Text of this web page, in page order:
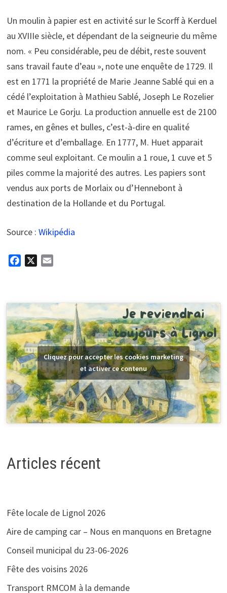
Un moulin à papier est en activité sur le Scorff à Kerduel
au XVIIIe siècle, et dépendant de la seigneurie du même
nom. « Peu considérable, peu de débit, reste souvent
sans travail faute d’eau », note une enquête de 1729. Il
est en 1771 la propriété de Marie Jeanne Sablé qui en a
cédé l’exploitation à Mathieu Sablé, Joseph Le Rozelier
et Maurice Le Gorju. La production annuelle est de 2100
rames, en gênes et bulles, c’est-à-dire en qualité
d’écriture et d’emballage. En 1777, M. Huet apparait
comme seul exploitant. Ce moulin a 1 roue, 1 cuve et 5
piles comme la majorité des autres. Les papiers sont
vendus aux ports de Morlaix ou d’Hennebont à
destination de la Hollande et du Portugal.
Source : Wikipédia
b
o
o
k
Cliquez pour accepter les cookies marketing
et activer ce contenu
Articles récent
Fête locale de Lignol 2026
Aire de camping car – Nous en manquons en Bretagne
Conseil municipal du 23-06-2026
Fête des voisins 2026
Transport RMCOM à la demande